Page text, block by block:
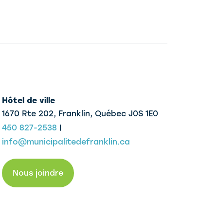
Hôtel de ville
1670 Rte 202, Franklin, Québec J0S 1E0
450 827-2538
info@municipalitedefranklin.ca
Nous joindre